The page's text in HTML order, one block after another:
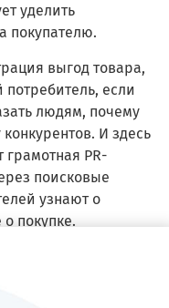
уделить
покупателю.
выгод товара,
если
людям, почему
И здесь
PR-
поисковые
узнают о
покупке.